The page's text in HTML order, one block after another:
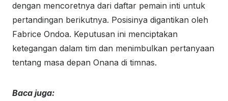
dengan mencoretnya dari daftar pemain inti untuk
pertandingan berikutnya. Posisinya digantikan oleh
Fabrice Ondoa. Keputusan ini menciptakan
ketegangan dalam tim dan menimbulkan pertanyaan
tentang masa depan Onana di timnas.
Baca juga: